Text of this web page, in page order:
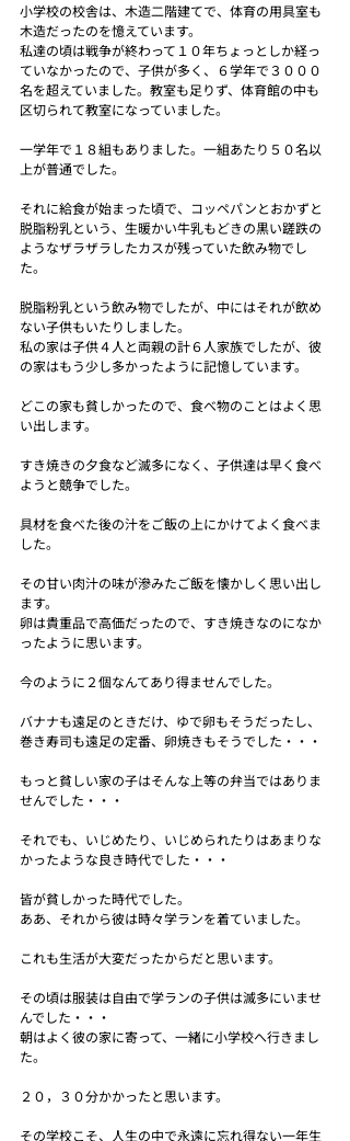
小学校の校舎は、木造二階建てで、体育の用具室も
木造だったのを憶えています。
私達の頃は戦争が終わって１０年ちょっとしか経っ
ていなかったので、子供が多く、６学年で３０００
名を超えていました。教室も足りず、体育館の中も
区切られて教室になっていました。
一学年で１８組もありました。一組あたり５０名以
上が普通でした。
それに給食が始まった頃で、コッペパンとおかずと
脱脂粉乳という、生暖かい牛乳もどきの黒い蹉跌の
ようなザラザラしたカスが残っていた飲み物でし
た。
脱脂粉乳という飲み物でしたが、中にはそれが飲め
ない子供もいたりしました。
私の家は子供４人と両親の計６人家族でしたが、彼
の家はもう少し多かったように記憶しています。
どこの家も貧しかったので、食べ物のことはよく思
い出します。
すき焼きの夕食など滅多になく、子供達は早く食べ
ようと競争でした。
具材を食べた後の汁をご飯の上にかけてよく食べま
した。
その甘い肉汁の味が滲みたご飯を懐かしく思い出し
ます。
卵は貴重品で高価だったので、すき焼きなのになか
ったように思います。
今のように２個なんてあり得ませんでした。
バナナも遠足のときだけ、ゆで卵もそうだったし、
巻き寿司も遠足の定番、卵焼きもそうでした・・・
もっと貧しい家の子はそんな上等の弁当ではありま
せんでした・・・
それでも、いじめたり、いじめられたりはあまりな
かったような良き時代でした・・・
皆が貧しかった時代でした。
ああ、それから彼は時々学ランを着ていました。
これも生活が大変だったからだと思います。
その頃は服装は自由で学ランの子供は滅多にいませ
んでした・・・
朝はよく彼の家に寄って、一緒に小学校へ行きまし
た。
２０，３０分かかったと思います。
その学校こそ、人生の中で永遠に忘れ得ない一年生